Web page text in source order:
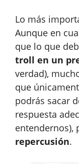
Lo más
Aunque en
que lo que
troll en un
verdad),
que
podrás sacar
respuesta
entendernos),
repercusión.